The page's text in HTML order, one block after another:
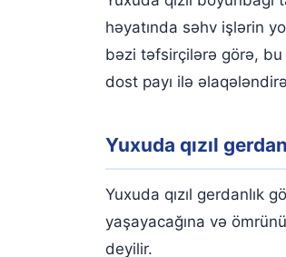
həyatında səhv işlərin
bəzi təfsirçilərə görə,
dost payı ilə
Yuxuda qızıl
Yuxuda qızıl gerdanlık
yaşayacağına və
deyilir.